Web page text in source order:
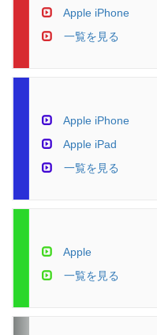
Apple iPhone
一覧を見る
Apple iPhone
Apple iPad
一覧を見る
Apple
一覧を見る